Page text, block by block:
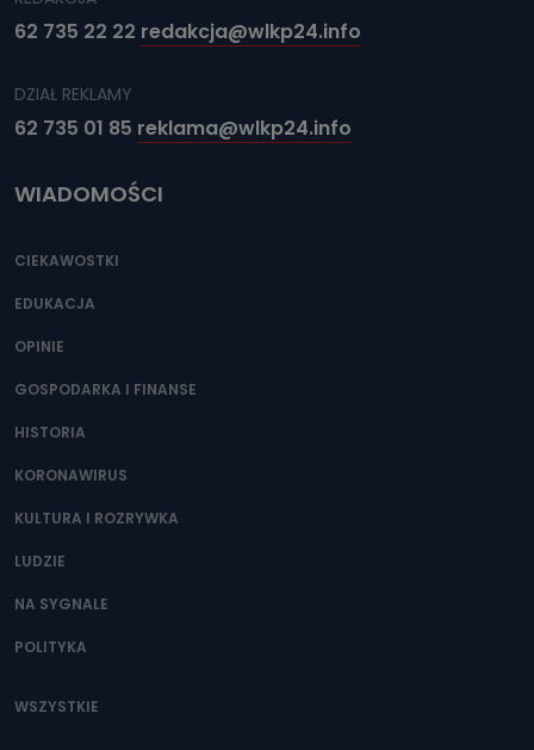
62 735 22 22 redakcja@wlkp24.info
DZIAŁ REKLAMY
62 735 01 85 reklama@wlkp24.info
WIADOMOŚCI
CIEKAWOSTKI
EDUKACJA
OPINIE
GOSPODARKA I FINANSE
HISTORIA
KORONAWIRUS
KULTURA I ROZRYWKA
LUDZIE
NA SYGNALE
POLITYKA
WSZYSTKIE